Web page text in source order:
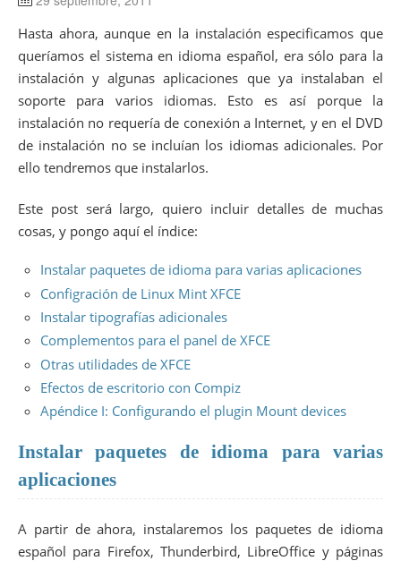
Hasta ahora, aunque en la instalación especificamos que
queríamos el sistema en idioma español, era sólo para la
instalación y algunas aplicaciones que ya instalaban el
soporte para varios idiomas. Esto es así porque la
instalación no requería de conexión a Internet, y en el DVD
de instalación no se incluían los idiomas adicionales. Por
ello tendremos que instalarlos.
Este post será largo, quiero incluir detalles de muchas
cosas, y pongo aquí el índice:
Instalar paquetes de idioma para varias aplicaciones
Configración de Linux Mint XFCE
Instalar tipografías adicionales
Complementos para el panel de XFCE
Otras utilidades de XFCE
Efectos de escritorio con Compiz
Apéndice I: Configurando el plugin Mount devices
Instalar paquetes de idioma para varias
aplicaciones
A partir de ahora, instalaremos los paquetes de idioma
español para Firefox, Thunderbird, LibreOffice y páginas